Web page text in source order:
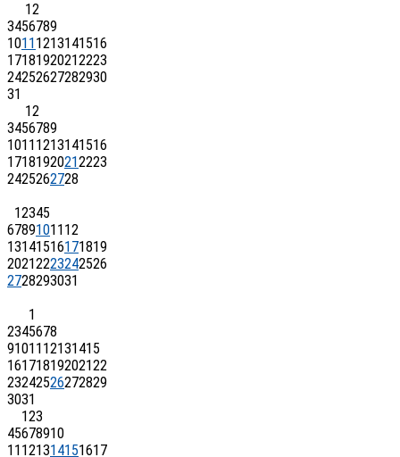
12
3456789
10111213141516
17181920212223
24252627282930
31
12
3456789
10111213141516
17181920212223
2425262728
12345
6789101112
13141516171819
20212223242526
2728293031
1
2345678
9101112131415
16171819202122
23242526272829
3031
123
45678910
11121314151617